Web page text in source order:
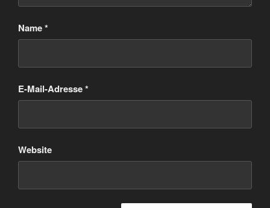
Name*
E-Mail-Adresse*
Website